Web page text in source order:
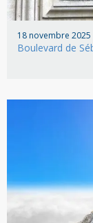
18 novembre 2025
Boulevard de